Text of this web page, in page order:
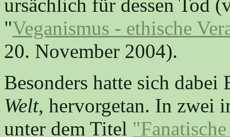
ursächlich für dessen Tod
"Veganismus - ethische
20. November 2004).
Besonders hatte sich
Welt, hervorgetan. In zwei
unter dem Titel